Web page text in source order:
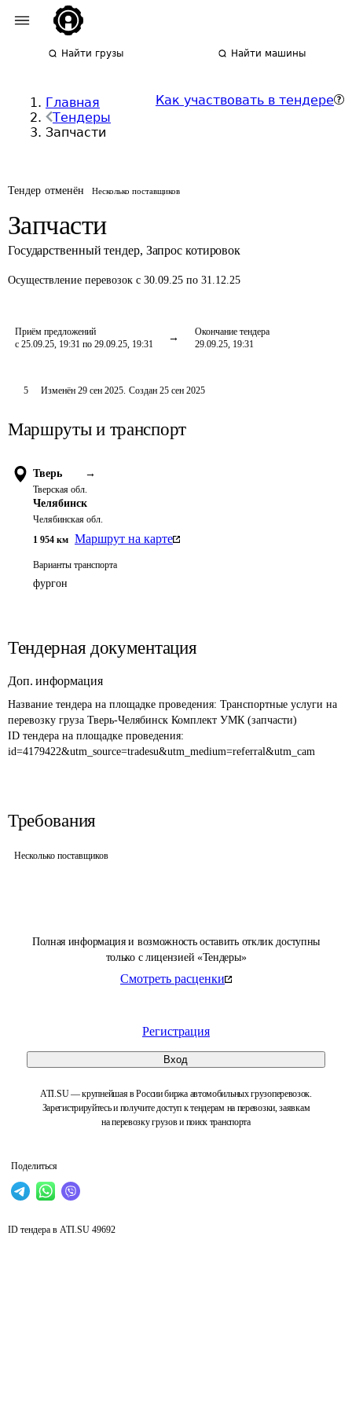
Найти грузы Найти машины
Главная
Тендеры
Запчасти
Как участвовать в тендере
Тендер отменён Несколько поставщиков
Запчасти
Государственный тендер, Запрос котировок
Осуществление перевозок с 30.09.25 по 31.12.25
Приём предложений
с 25.09.25, 19:31 по 29.09.25, 19:31
Окончание тендера
29.09.25, 19:31
Полная информация и возможность оставить отклик доступны
только с лицензией «Тендеры»
Смотреть расценки
Регистрация
Вход
ATI.SU — крупнейшая в России биржа автомобильных грузоперевозок.
Зарегистрируйтесь и получите доступ к тендерам на перевозки, заявкам
на перевозку грузов и поиск транспорта
Поделиться
5 Изменён 29 сен 2025. Создан 25 сен 2025
Маршруты и транспорт
Тверь →
Тверская обл.
Челябинск
Челябинская обл.
1 954 км Маршрут на карте
Варианты транспорта
фургон
Тендерная документация
Доп. информация
Название тендера на площадке проведения: Транспортные услуги на
ID тендера на площадке проведения:
id=4179422&utm_source=tradesu&utm_medium=referral&utm_cam
Требования
Несколько поставщиков
ID тендера в ATI.SU 49692